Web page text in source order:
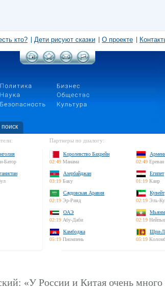
кто? Дети рисуют сказки О проекте
Батор
Партнеры по диалогу:
Королевство Бахрейн
02:49 Манама
02:49 Ереван
Азербайджан
03:19 Баку
Египет
01:19 Каир
Саудовская Аравия
02:19 Эр-Рияд
Кувейт
02:19 Эль-
ОАЭ
02:19 Абу-Даби
02:19
Камбоджа
05:19 Пномпень
Шри-
05:19
«У России и Китая очень